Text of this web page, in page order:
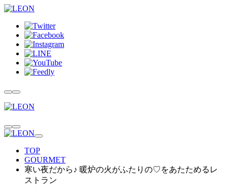
TOP
GOURMET
寒い夜だから♪ 暖炉の火がふたりの♡をあたためるレ
ストラン